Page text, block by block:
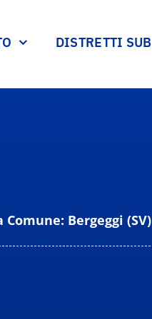
DISTRETTI SUB
Bergeggi (SV)